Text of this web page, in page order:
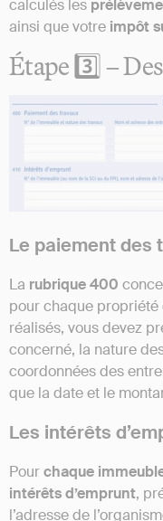
calculés les
ainsi que votre impôt
Étape 3️⃣ –
Le paiement des
La rubrique 400
pour chaque
réalisés, vous devez
concerné, la nature
coordonnées des
que la date et le
Les intérêts
Pourchaque
intérêts d’emprunt,
l’adresse de